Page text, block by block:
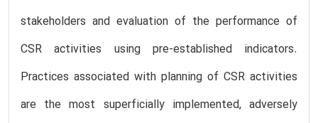
stakeholders and evaluation of the performance of
CSR activities using pre-established indicators.
Practices associated with planning of CSR activities
are the most superficially implemented, adversely